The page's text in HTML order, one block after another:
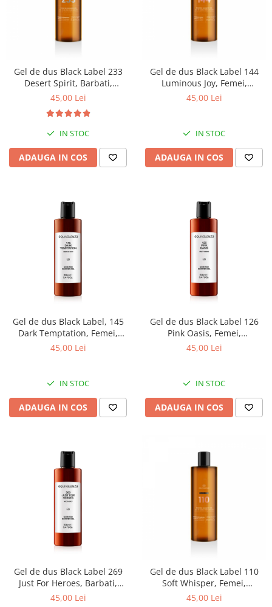
Ulei pentru barba
Gel de dus Black Label 233
Desert Spirit, Barbati,
Equivalenza, 250 ml
45,00 Lei
IN STOC
ADAUGA IN COS
Gel de dus Black Label 144
Luminous Joy, Femei,
Equivalenza, 250 ml
45,00 Lei
IN STOC
ADAUGA IN COS
Gel de dus Black Label, 145
Dark Temptation, Femei,
Equivalenza, 250 ml
45,00 Lei
IN STOC
ADAUGA IN COS
Gel de dus Black Label 126
Pink Oasis, Femei,
Equivalenza, 250 ml
45,00 Lei
IN STOC
ADAUGA IN COS
Gel de dus Black Label 269
Just For Heroes, Barbati,
Equivalenza, 250 ml
45,00 Lei
Gel de dus Black Label 110
Soft Whisper, Femei,
Equivalenza, 250 ml
45,00 Lei